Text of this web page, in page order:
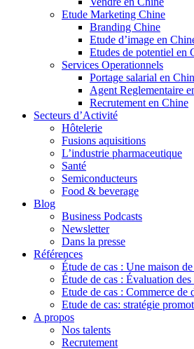
Etude Marketing Chine
Branding Chine
Etude d’image en
Etudes de potentiel en
Services Operationnels
Portage salarial en
Agent Reglementaire
Recrutement en Chine
Secteurs d’Activité
Hôtelerie
Fusions aquisitions
L’industrie pharmaceutique
Santé
Semiconducteurs
Food & beverage
Blog
Business Podcasts
Newsletter
Dans la presse
Références
Étude de cas : Une maison
Étude de cas : Évaluation
Etude de cas : Commerce de
Etude de cas: stratégie
A propos
Nos talents
Recrutement